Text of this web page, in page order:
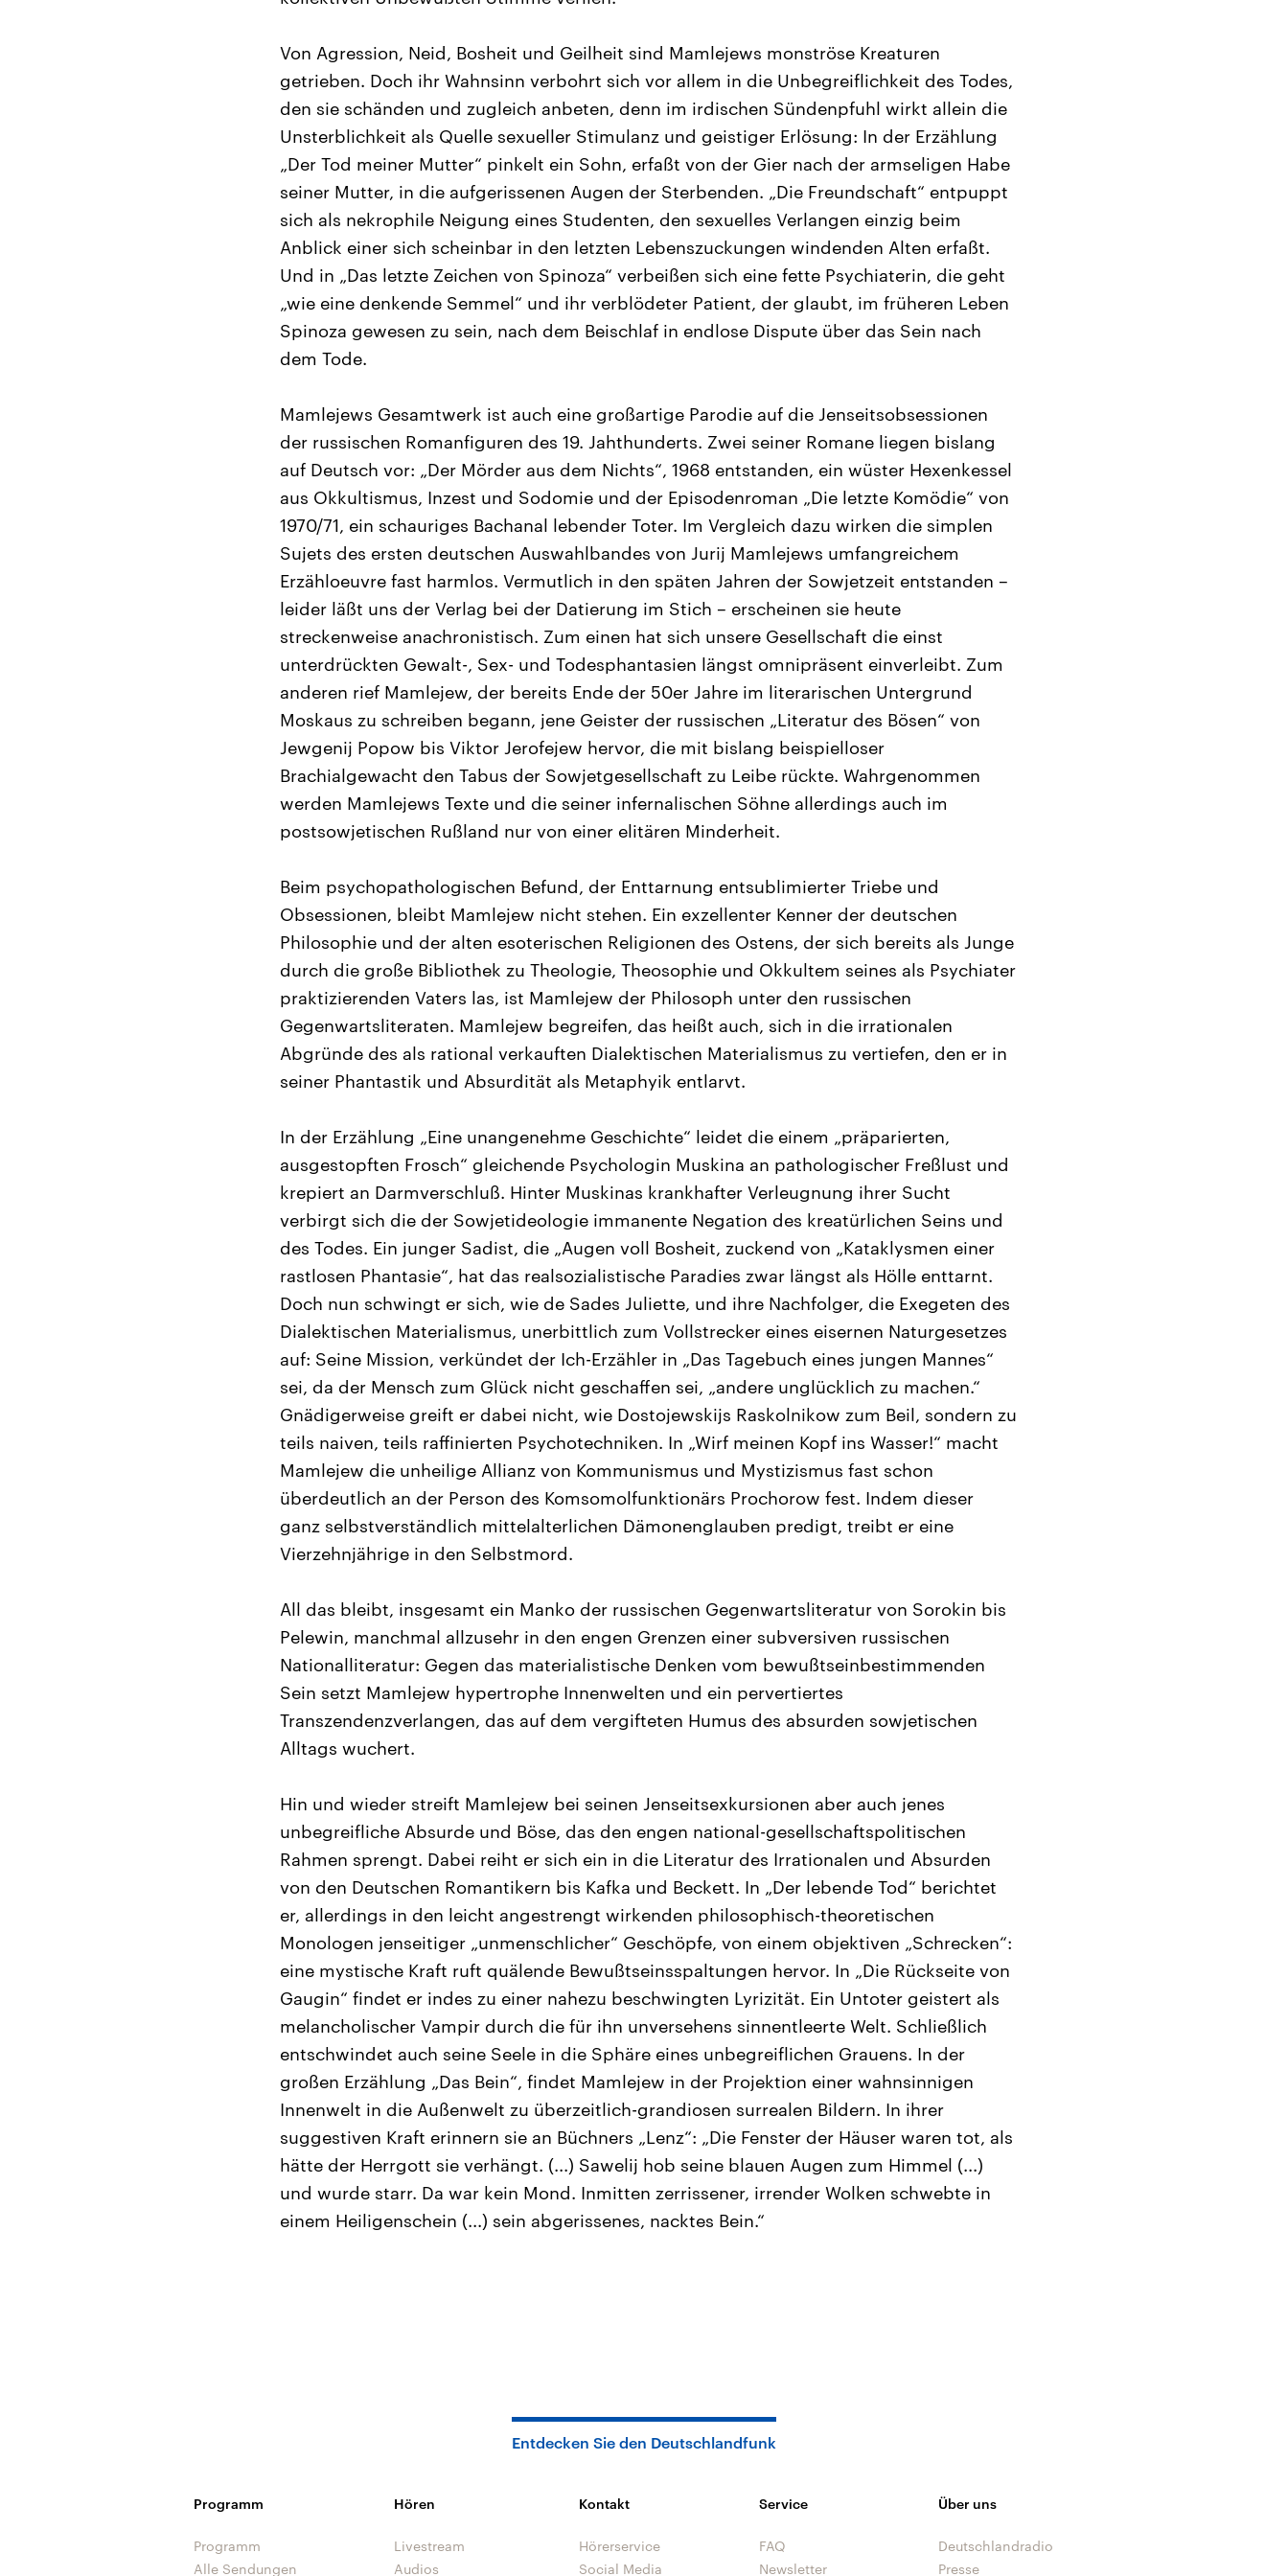
Von Agression, Neid, Bosheit und Geilheit sind Mamlejews monströse Kreaturen
getrieben. Doch ihr Wahnsinn verbohrt sich vor allem in die Unbegreiflichkeit des Todes,
den sie schänden und zugleich anbeten, denn im irdischen Sündenpfuhl wirkt allein die
Unsterblichkeit als Quelle sexueller Stimulanz und geistiger Erlösung: In der Erzählung
„Der Tod meiner Mutter“ pinkelt ein Sohn, erfaßt von der Gier nach der armseligen Habe
seiner Mutter, in die aufgerissenen Augen der Sterbenden. „Die Freundschaft“ entpuppt
sich als nekrophile Neigung eines Studenten, den sexuelles Verlangen einzig beim
Anblick einer sich scheinbar in den letzten Lebenszuckungen windenden Alten erfaßt.
Und in „Das letzte Zeichen von Spinoza“ verbeißen sich eine fette Psychiaterin, die geht
„wie eine denkende Semmel“ und ihr verblödeter Patient, der glaubt, im früheren Leben
Spinoza gewesen zu sein, nach dem Beischlaf in endlose Dispute über das Sein nach
dem Tode.
Mamlejews Gesamtwerk ist auch eine großartige Parodie auf die Jenseitsobsessionen
der russischen Romanfiguren des 19. Jahthunderts. Zwei seiner Romane liegen bislang
auf Deutsch vor: „Der Mörder aus dem Nichts“, 1968 entstanden, ein wüster Hexenkessel
aus Okkultismus, Inzest und Sodomie und der Episodenroman „Die letzte Komödie“ von
1970/71, ein schauriges Bachanal lebender Toter. Im Vergleich dazu wirken die simplen
Sujets des ersten deutschen Auswahlbandes von Jurij Mamlejews umfangreichem
Erzähloeuvre fast harmlos. Vermutlich in den späten Jahren der Sowjetzeit entstanden –
leider läßt uns der Verlag bei der Datierung im Stich – erscheinen sie heute
streckenweise anachronistisch. Zum einen hat sich unsere Gesellschaft die einst
unterdrückten Gewalt-, Sex- und Todesphantasien längst omnipräsent einverleibt. Zum
anderen rief Mamlejew, der bereits Ende der 50er Jahre im literarischen Untergrund
Moskaus zu schreiben begann, jene Geister der russischen „Literatur des Bösen“ von
Jewgenij Popow bis Viktor Jerofejew hervor, die mit bislang beispielloser
Brachialgewacht den Tabus der Sowjetgesellschaft zu Leibe rückte. Wahrgenommen
werden Mamlejews Texte und die seiner infernalischen Söhne allerdings auch im
postsowjetischen Rußland nur von einer elitären Minderheit.
Beim psychopathologischen Befund, der Enttarnung entsublimierter Triebe und
Obsessionen, bleibt Mamlejew nicht stehen. Ein exzellenter Kenner der deutschen
Philosophie und der alten esoterischen Religionen des Ostens, der sich bereits als Junge
durch die große Bibliothek zu Theologie, Theosophie und Okkultem seines als Psychiater
praktizierenden Vaters las, ist Mamlejew der Philosoph unter den russischen
Gegenwartsliteraten. Mamlejew begreifen, das heißt auch, sich in die irrationalen
Abgründe des als rational verkauften Dialektischen Materialismus zu vertiefen, den er in
seiner Phantastik und Absurdität als Metaphyik entlarvt.
In der Erzählung „Eine unangenehme Geschichte“ leidet die einem „präparierten,
ausgestopften Frosch“ gleichende Psychologin Muskina an pathologischer Freßlust und
krepiert an Darmverschluß. Hinter Muskinas krankhafter Verleugnung ihrer Sucht
verbirgt sich die der Sowjetideologie immanente Negation des kreatürlichen Seins und
des Todes. Ein junger Sadist, die „Augen voll Bosheit, zuckend von „Kataklysmen einer
rastlosen Phantasie“, hat das realsozialistische Paradies zwar längst als Hölle enttarnt.
Doch nun schwingt er sich, wie de Sades Juliette, und ihre Nachfolger, die Exegeten des
Dialektischen Materialismus, unerbittlich zum Vollstrecker eines eisernen Naturgesetzes
auf: Seine Mission, verkündet der Ich-Erzähler in „Das Tagebuch eines jungen Mannes“
sei, da der Mensch zum Glück nicht geschaffen sei, „andere unglücklich zu machen.“
Gnädigerweise greift er dabei nicht, wie Dostojewskijs Raskolnikow zum Beil, sondern zu
teils naiven, teils raffinierten Psychotechniken. In „Wirf meinen Kopf ins Wasser!“ macht
Mamlejew die unheilige Allianz von Kommunismus und Mystizismus fast schon
überdeutlich an der Person des Komsomolfunktionärs Prochorow fest. Indem dieser
ganz selbstverständlich mittelalterlichen Dämonenglauben predigt, treibt er eine
Vierzehnjährige in den Selbstmord.
All das bleibt, insgesamt ein Manko der russischen Gegenwartsliteratur von Sorokin bis
Pelewin, manchmal allzusehr in den engen Grenzen einer subversiven russischen
Nationalliteratur: Gegen das materialistische Denken vom bewußtseinbestimmenden
Sein setzt Mamlejew hypertrophe Innenwelten und ein pervertiertes
Transzendenzverlangen, das auf dem vergifteten Humus des absurden sowjetischen
Alltags wuchert.
Hin und wieder streift Mamlejew bei seinen Jenseitsexkursionen aber auch jenes
unbegreifliche Absurde und Böse, das den engen national-gesellschaftspolitischen
Rahmen sprengt. Dabei reiht er sich ein in die Literatur des Irrationalen und Absurden
von den Deutschen Romantikern bis Kafka und Beckett. In „Der lebende Tod“ berichtet
er, allerdings in den leicht angestrengt wirkenden philosophisch-theoretischen
Monologen jenseitiger „unmenschlicher“ Geschöpfe, von einem objektiven „Schrecken“:
eine mystische Kraft ruft quälende Bewußtseinsspaltungen hervor. In „Die Rückseite von
Gaugin“ findet er indes zu einer nahezu beschwingten Lyrizität. Ein Untoter geistert als
melancholischer Vampir durch die für ihn unversehens sinnentleerte Welt. Schließlich
entschwindet auch seine Seele in die Sphäre eines unbegreiflichen Grauens. In der
großen Erzählung „Das Bein“, findet Mamlejew in der Projektion einer wahnsinnigen
Innenwelt in die Außenwelt zu überzeitlich-grandiosen surrealen Bildern. In ihrer
suggestiven Kraft erinnern sie an Büchners „Lenz“: „Die Fenster der Häuser waren tot, als
hätte der Herrgott sie verhängt. (...) Sawelij hob seine blauen Augen zum Himmel (...)
und wurde starr. Da war kein Mond. Inmitten zerrissener, irrender Wolken schwebte in
einem Heiligenschein (...) sein abgerissenes, nacktes Bein.“
Entdecken Sie den Deutschlandfunk
Programm
Programm
Alle Sendungen
Hören
Livestream
Audios
Kontakt
Hörerservice
Social Media
Service
FAQ
Newsletter
Über uns
Deutschlandradio
Presse